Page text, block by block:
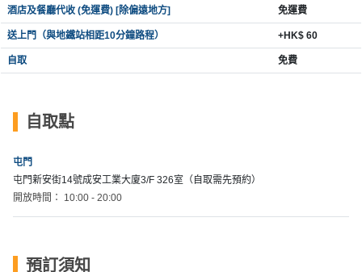
地
佈
置
用
即
即
煮
系
列
聚
婚
禮
親
動
清
單
酒店及餐廳代收 (免運費) [除偏遠地方] 免運費
送上門（與地鐵站相距10分鐘路程） +HK$ 60
自取 免費
自取點
屯門
屯門新安街14號成安工業大廈3/F 326室（自取需先預約）
開放時間： 10:00 - 20:00
預訂須知